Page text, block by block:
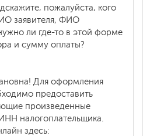
пожалуйста, кого
заявителя, ФИО
ли где-то в этой форме
и сумму оплаты?
Для оформления
предоставить
произведенные
налогоплательщика.
здесь: